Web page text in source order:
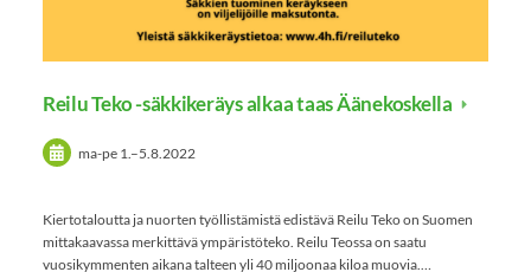
Reilu Teko -säkkikeräys alkaa taas Äänekoskella
ma-pe 1. –5.8.2022
Kiertotaloutta ja nuorten työllistämistä edistävä Reilu Teko on Suomen
mittakaavassa merkittävä ympäristöteko. Reilu Teossa on saatu
vuosikymmenten aikana talteen yli 40 miljoonaa kiloa muovia.…